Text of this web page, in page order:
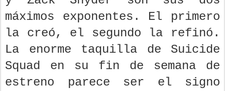
máximos exponentes. El primero
la creó, el segundo la refinó.
La enorme taquilla de Suicide
Squad en su fin de semana de
estreno parece ser el signo